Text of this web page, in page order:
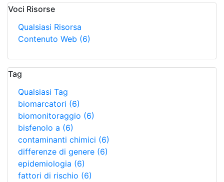
Voci Risorse
Qualsiasi Risorsa
Contenuto Web (6)
Tag
Qualsiasi Tag
biomarcatori (6)
biomonitoraggio (6)
bisfenolo a (6)
contaminanti chimici (6)
differenze di genere (6)
epidemiologia (6)
fattori di rischio (6)